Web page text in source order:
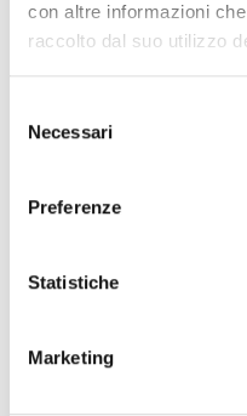
con altre informazioni
raccolto dal suo utilizzo
delNecessari
Preferenze
Statistiche
Marketing